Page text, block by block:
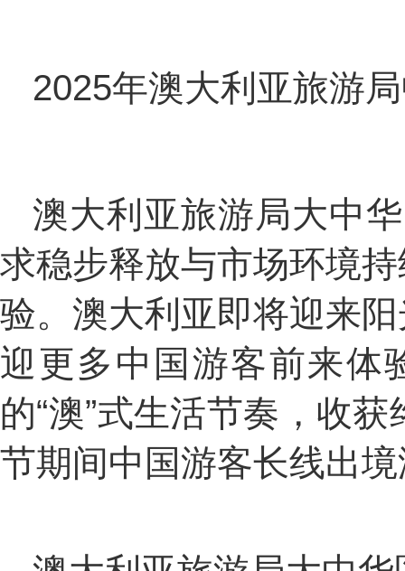
2025年澳大利亚旅游
澳大利亚旅游局大中
求稳步释放与市场环境
验。澳大利亚即将迎来
迎更多中国游客前来体
的“澳”式生活节奏，收
节期间中国游客长线出